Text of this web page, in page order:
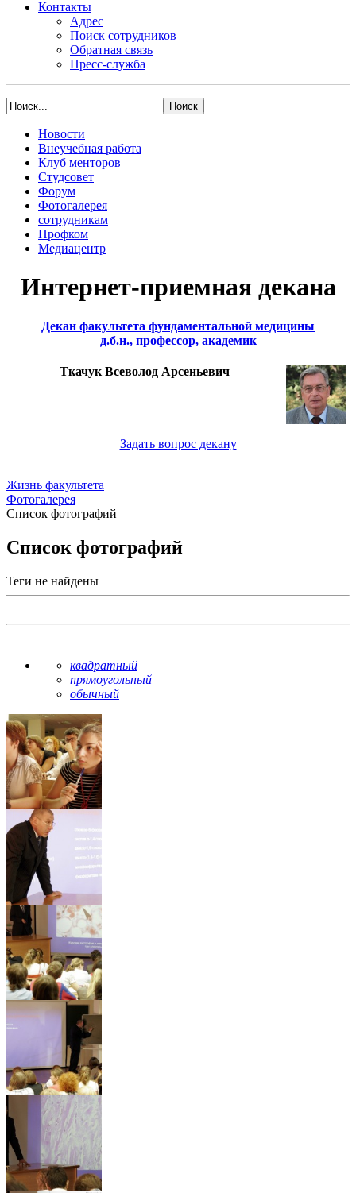
Контакты
Адрес
Поиск сотрудников
Обратная связь
Пресс-служба
Новости
Внеучебная работа
Клуб менторов
Студсовет
Форум
Фотогалерея
сотрудникам
Профком
Медиацентр
Интернет-приемная декана
Декан факультета фундаментальной медицины
д.б.н., профессор, академик
Ткачук Всеволод Арсеньевич
Задать вопрос декану
Жизнь факультета
Фотогалерея
Список фотографий
Список фотографий
Теги не найдены
квадратный
прямоугольный
обычный